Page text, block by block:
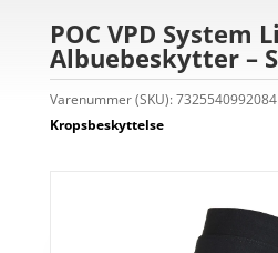
POC VPD System
Albuebeskytter –
Varenummer (SKU):7325540992084
Kropsbeskyttelse